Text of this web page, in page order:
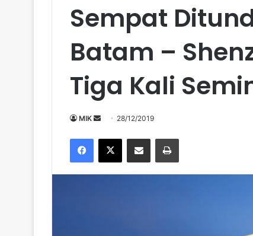
Sempat
Batam –
Tiga Kali
MIK
Send
email
28/12/2019
Facebook
X Share via Email Print